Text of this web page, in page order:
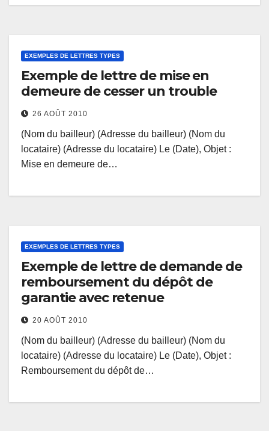
EXEMPLES DE LETTRES TYPES
Exemple de lettre de mise en
demeure de cesser un trouble
26 AOÛT 2010
(Nom du bailleur) (Adresse du bailleur) (Nom du
locataire) (Adresse du locataire) Le (Date), Objet :
Mise en demeure de…
EXEMPLES DE LETTRES TYPES
Exemple de lettre de demande de
remboursement du dépôt de
garantie avec retenue
20 AOÛT 2010
(Nom du bailleur) (Adresse du bailleur) (Nom du
locataire) (Adresse du locataire) Le (Date), Objet :
Remboursement du dépôt de…